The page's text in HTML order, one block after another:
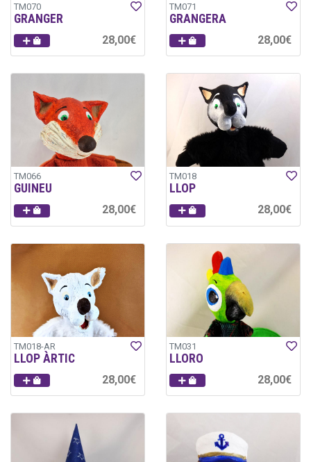
TM070
GRANGER
28,00€
TM071
GRANGERA
28,00€
TM066
GUINEU
28,00€
TM018
LLOP
28,00€
TM018-AR
LLOP ÀRTIC
28,00€
TM031
LLORO
28,00€